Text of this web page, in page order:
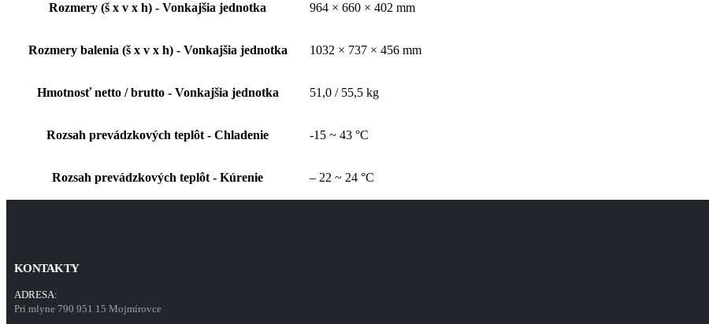
Rozmery (š x v x h) - Vonkajšia jednotka 964 × 660 × 402 mm
Rozmery balenia (š x v x h) - Vonkajšia jednotka 1032 × 737 × 456 mm
Hmotnosť netto / brutto - Vonkajšia jednotka 51,0 / 55,5 kg
Rozsah prevádzkových teplôt - Chladenie -15 ~ 43 °C
Rozsah prevádzkových teplôt - Kúrenie – 22 ~ 24 °C
KONTAKTY
ADRESA:
Pri mlyne 790 951 15 Mojmírovce